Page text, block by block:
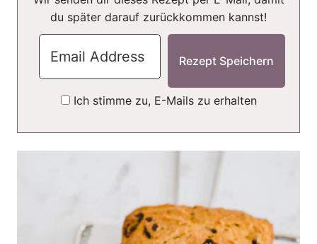
du später darauf zurückkommen kannst!
Ich stimme zu, E-Mails zu erhalten